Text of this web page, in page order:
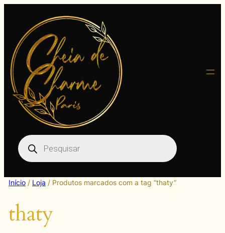
conteúdo
Pesquisar
produtos
Início/ Loja / Produtos marcados com a tag “thaty”
thaty